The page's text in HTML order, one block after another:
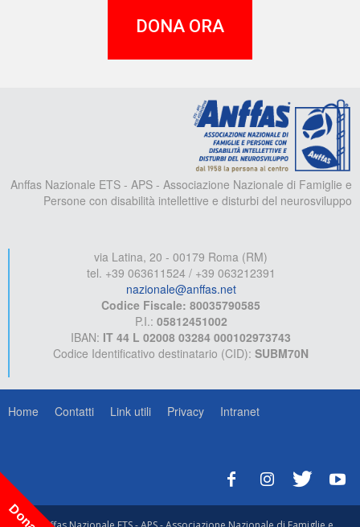
DONA ORA
Anffas Nazionale ETS - APS - Associazione Nazionale di Famiglie e
Persone con disabilità intellettive e disturbi del neurosviluppo
via Latina, 20 - 00179 Roma (RM)
tel. +39 063611524 / +39 063212391
nazionale@anffas.net
Codice Fiscale: 80035790585
P.I.: 05812451002
IBAN: IT 44 L 02008 03284 000102973743
Codice Identificativo destinatario (CID): SUBM70N
Home Contatti Link utili Privacy Intranet